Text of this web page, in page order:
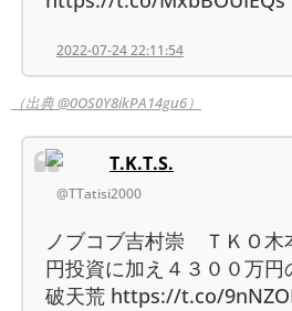
2022-07-24 22:11:54
（出典 @0OS0Y8ikPA14gu6）
T.K.T.S.
@TTatisi2000
ノブコブ吉村崇 ＴＫＯ木
円投資に加え４３００万
破天荒 https://t.co/